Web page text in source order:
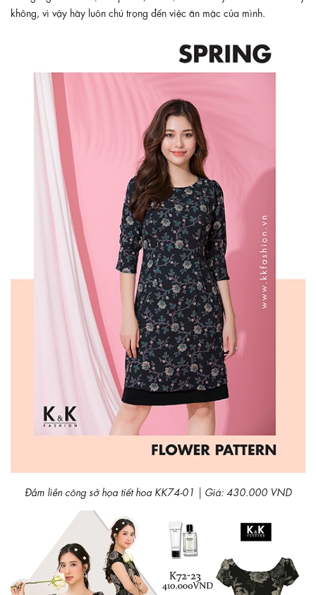
không, vì vậy hãy luôn chú trọng đến việc ăn mặc của mình.
Đầm liền công sở họa tiết hoa KK74-01 | Giá: 430.000 VND